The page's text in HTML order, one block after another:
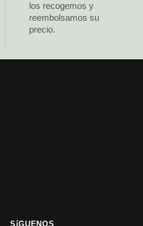
los recogemos y
reembolsamos su
precio.
SíGUENOS